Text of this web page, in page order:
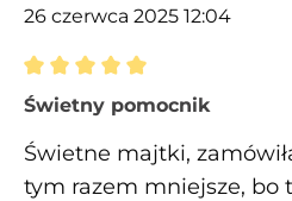
26 czerwca 2025 12:04
Recenzja z oceną 5
Świetny pomocnik
Świetne majtki,
tym razem mniejsze, bo